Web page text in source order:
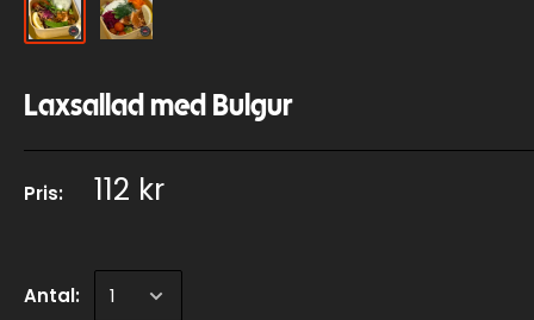
Laxsallad med Bulgur
Pris: 112 kr
Antal: